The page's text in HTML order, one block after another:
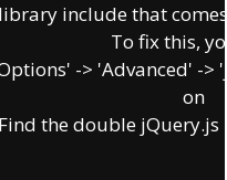
include that
To fix this,
-> 'Advanced' ->
on
the double jQuery.js